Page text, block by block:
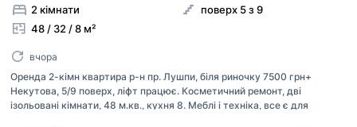
2 кімнати
48 / 32 / 8 м²
поверх 5 з 9
вчора
Оренда 2-кімн квартира р-н пр. Лушпи, біля риночку 7500 грн+
Некутова, 5/9 поверх, ліфт працює. Косметичний ремонт, дві
ізольовані кімнати, 48 м.кв., кухня 8. Меблі і техніка, все є для